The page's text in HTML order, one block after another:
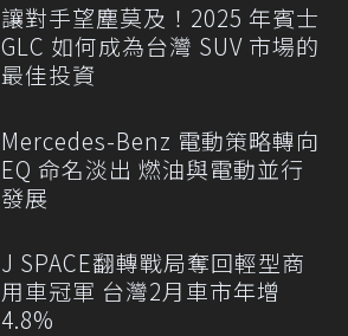
讓對手望塵莫及！2025 年賓士
GLC 如何成為台灣 SUV 市場的
最佳投資
Mercedes-Benz 電動策略轉向
EQ 命名淡出 燃油與電動並行
發展
J SPACE翻轉戰局奪回輕型商
用車冠軍 台灣2月車市年增
4.8%